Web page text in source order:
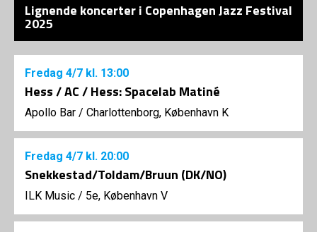
Lignende koncerter i Copenhagen Jazz Festival
2025
Fredag 4/7 kl. 13:00
Hess / AC / Hess: Spacelab Matiné
Apollo Bar / Charlottenborg, København K
Fredag 4/7 kl. 20:00
Snekkestad/Toldam/Bruun (DK/NO)
ILK Music / 5e, København V